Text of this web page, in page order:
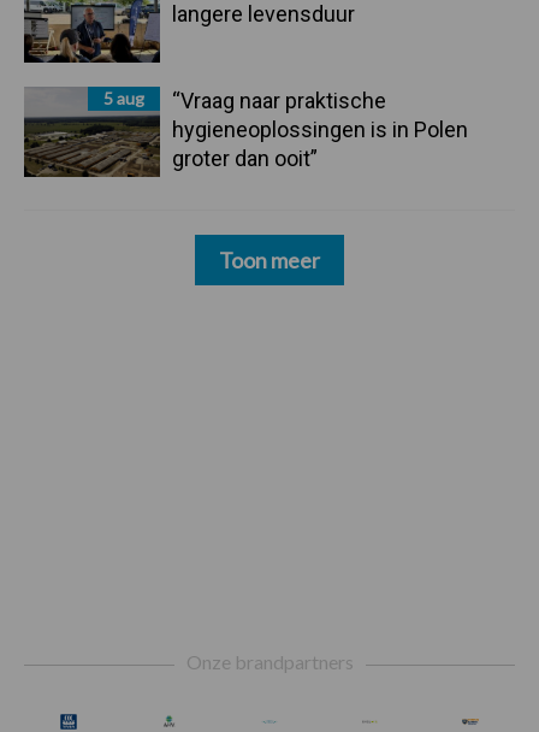
langere levensduur
5 aug
“Vraag naar praktische
hygieneoplossingen is in Polen
groter dan ooit”
Toon meer
Onze brandpartners